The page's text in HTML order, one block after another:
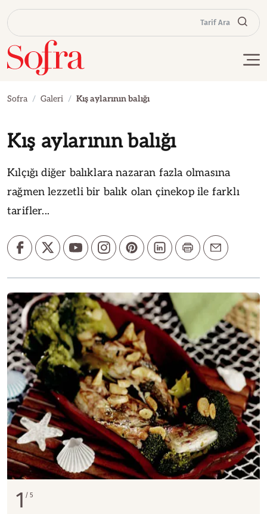
Tarif Ara
Sofra Galeri Kış aylarının balığı
Kış aylarının balığı
Kılçığı diğer balıklara nazaran fazla olmasına
rağmen lezzetli bir balık olan çinekop ile farklı
tarifler...
1 5